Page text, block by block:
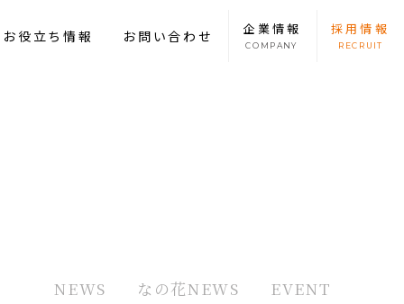
役立ち情報 お問い合わせ 企業情報
COMPANY
採用情報
RECRUIT
NEWS なの花NEWS EVENT